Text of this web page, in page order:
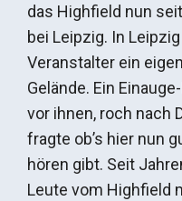
das Highfield nun
bei Leipzig. In
Veranstalter ein
Gelände. Ein
vor ihnen, roch nach
fragte ob’s hier nun
hören gibt. Seit
Leute vom Highfield